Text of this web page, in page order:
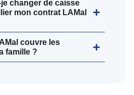
changer de caisse
mon contrat LAMal
couvre les
famille ?